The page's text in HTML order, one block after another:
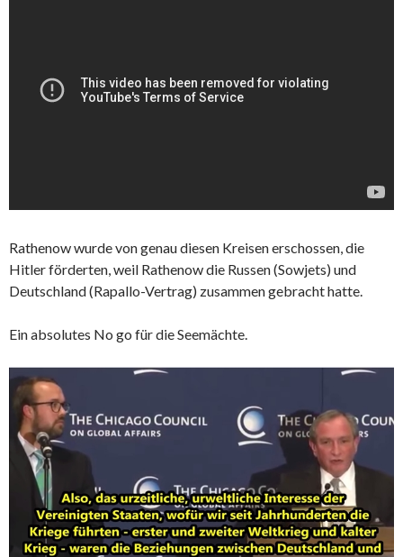
Rathenow wurde von genau diesen Kreisen erschossen, die
Hitler förderten, weil Rathenow die Russen (Sowjets) und
Deutschland (Rapallo-Vertrag) zusammen gebracht hatte.
Ein absolutes No go für die Seemächte.